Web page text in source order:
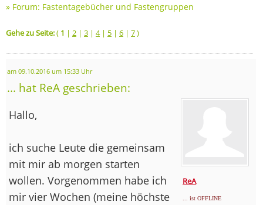
» Forum: Fastentagebücher und Fastengruppen
Gehe zu Seite:( 1 | 2 | 3 | 4| 5 | 6 | 7)
am 09.10.2016 um 15:33 Uhr
... hat ReA geschrieben:
ReA
... ist OFFLINE
Hallo,
ich suche Leute die gemeinsam
mit mir ab morgen starten
wollen. Vorgenommen habe ich
mir vier Wochen (meine höchste